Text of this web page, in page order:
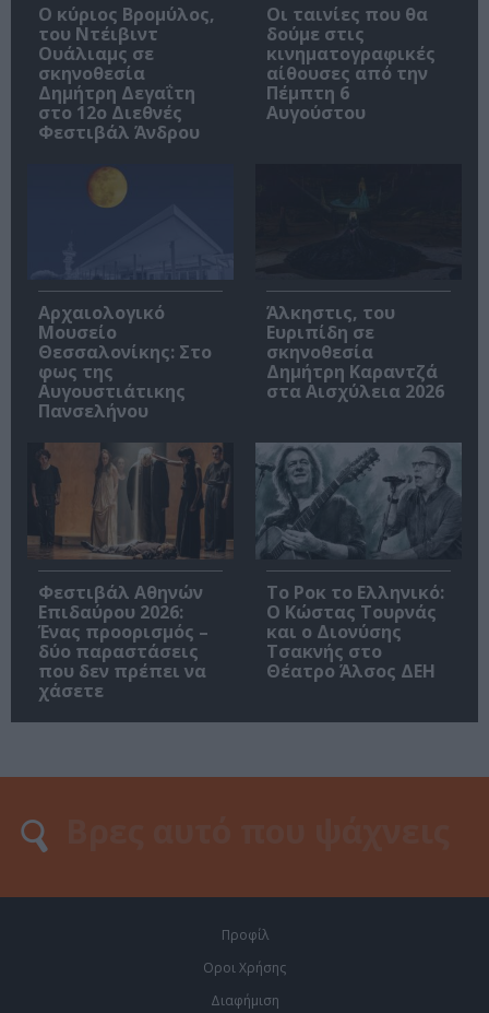
O κύριος Βρομύλος,
του Ντέιβιντ
Ουάλιαμς σε
σκηνοθεσία
Δημήτρη Δεγαΐτη
στο 12ο Διεθνές
Φεστιβάλ Άνδρου
Οι ταινίες που θα
δούμε στις
κινηματογραφικές
αίθουσες από την
Πέμπτη 6
Αυγούστου
Αρχαιολογικό
Μουσείο
Θεσσαλονίκης: Στο
φως της
Αυγουστιάτικης
Πανσελήνου
Άλκηστις, του
Ευριπίδη σε
σκηνοθεσία
Δημήτρη Καραντζά
στα Αισχύλεια 2026
Φεστιβάλ Αθηνών
Επιδαύρου 2026:
Ένας προορισμός –
δύο παραστάσεις
που δεν πρέπει να
χάσετε
Το Ροκ το Ελληνικό:
Ο Κώστας Τουρνάς
και ο Διονύσης
Τσακνής στο
Θέατρο Άλσος ΔΕΗ
Προφίλ
Οροι Χρήσης
Διαφήμιση